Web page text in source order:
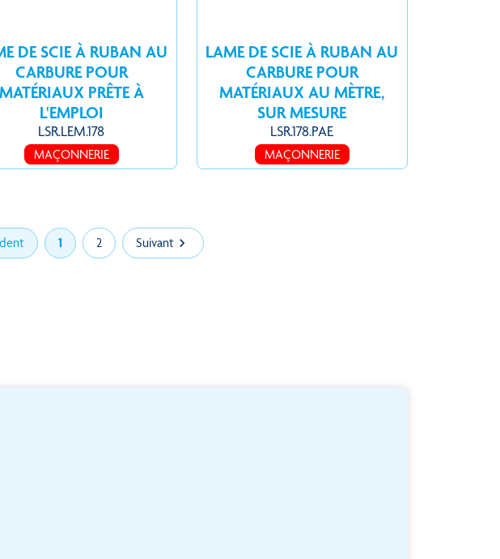
DE SCIE À RUBAN AU
CARBURE POUR
MATÉRIAUX PRÊTE À
L'EMPLOI
LSR.LEM.178
MAÇONNERIE
LAME DE SCIE À RUBAN AU
CARBURE POUR
MATÉRIAUX AU MÈTRE,
SUR MESURE
LSR.178.PAE
MAÇONNERIE
1 2 Suivant